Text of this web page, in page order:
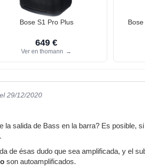
Bose S1 Pro Plus
649 €
Ver en thomann →
el 29/12/2020
la salida de Bass en la barra? Es posible,
de ésas dudo que sea amplificada, y el
son autoamplificados.